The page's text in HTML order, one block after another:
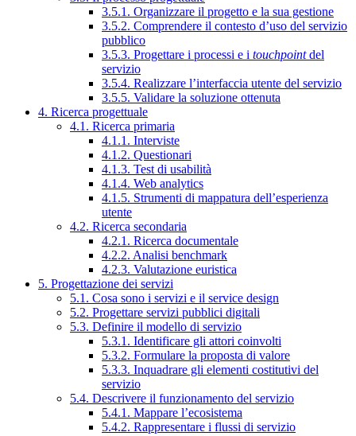
3.5.1. Organizzare il progetto e la sua gestione
3.5.2. Comprendere il contesto d’uso del servizio
pubblico
3.5.3. Progettare i processi e i touchpointdel
servizio
3.5.4. Realizzare l’interfaccia utente del servizio
3.5.5. Validare la soluzione ottenuta
4. Ricerca progettuale
4.1. Ricerca primaria
4.1.1. Interviste
4.1.2. Questionari
4.1.3. Test di usabilità
4.1.4. Web analytics
4.1.5. Strumenti di mappatura dell’esperienza
utente
4.2. Ricerca secondaria
4.2.1. Ricerca documentale
4.2.2. Analisi benchmark
4.2.3. Valutazione euristica
5. Progettazione dei servizi
5.1. Cosa sono i servizi e il service design
5.2. Progettare servizi pubblici digitali
5.3. Definire il modello di servizio
5.3.1. Identificare gli attori coinvolti
5.3.2. Formulare la proposta di valore
5.3.3. Inquadrare gli elementi costitutivi del
servizio
5.4. Descrivere il funzionamento del servizio
5.4.1. Mappare l’ecosistema
5.4.2. Rappresentare i flussi di servizio